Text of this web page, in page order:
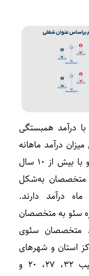
درآمد همبستگی
درآمد ماهانه
در حوزه سئو به متخصصان سئو با بیش از ۱۰ سال
متخصصان به‌شکل
در ماه درآمد دارند.
سئو به متخصصان
متخصصان سئوی
استان و شهرهای
کوچک به‌شکل میانگین به‌ترتیب ۳۲، ۲۷، ۲۰ و